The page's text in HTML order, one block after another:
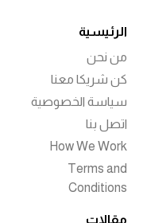
الرئيسية
من نحن
كن شريكا معنا
سياسة الخصوصية
اتصل بنا
How We Work
Terms and
Conditions
مقالات